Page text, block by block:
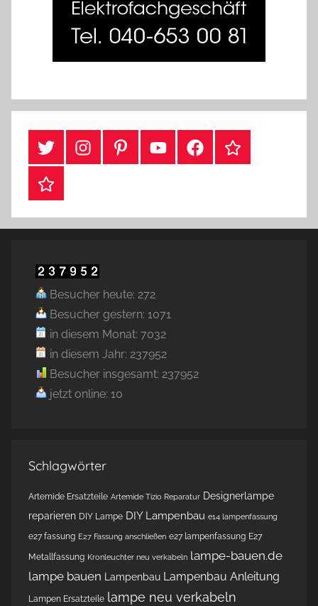
#TwitterInstagramPinterestYouTubeFacebookTikTok
Webshop
Besucher heute: 272
Besucher gestern: 1071
in diesem Monat: 7032
in diesem Jahr: 237952
Besucher insgesamt: 237952
jetzt online: 10
Schlagwörter
Artemide Ersatzteile Artemide Tizio Reparatur Designerlampe
reparieren DIY Lampe DIY Lampenbau e14 lampenfassung
e27 fassung E27 Fassung anschließen e27 lampenfassung E27
Metallfassung Kronleuchter neu verkabeln lampe-bauen.de
lampe bauen Lampenbau Lampenbau Anleitung
Lampen Ersatzteile lampe neu verkabeln